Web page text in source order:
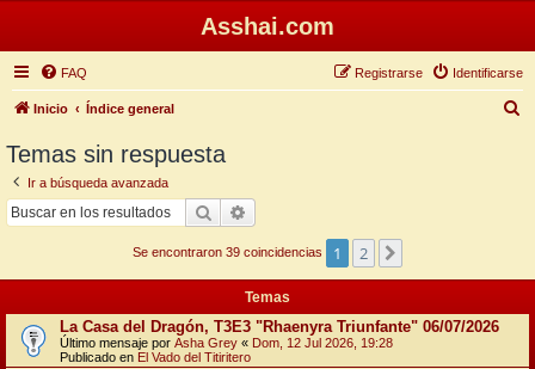
Asshai.com
FAQ Identificarse
Registrarse
Inicio Índice general
Temas sin respuesta
Ir a búsqueda avanzada
Buscar
Se encontraron 39 coincidencias 1 2
Temas
La Casa del Dragón, T3E3 "Rhaenyra Triunfante" 06/07/2026
Último mensaje por Asha Grey « Dom, 12 Jul 2026, 19:28
Publicado en El Vado del Titiritero